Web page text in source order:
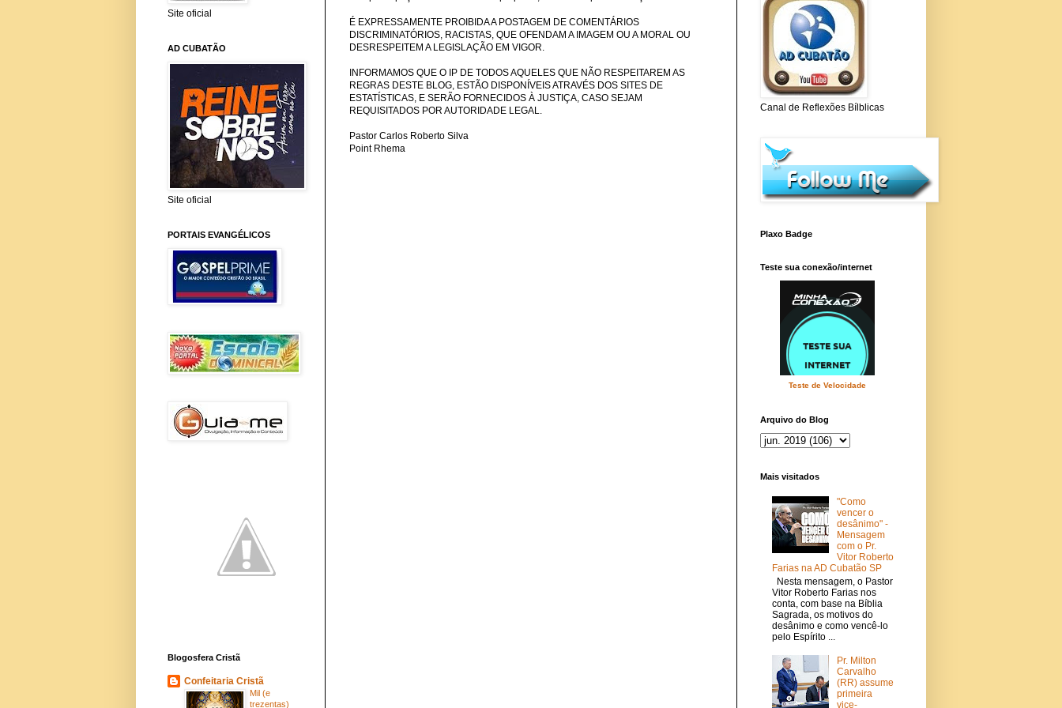
É EXPRESSAMENTE PROIBIDA A POSTAGEM DE COMENTÁRIOS
DISCRIMINATÓRIOS, RACISTAS, QUE OFENDAM A IMAGEM OU A MORAL OU
DESRESPEITEM A LEGISLAÇÃO EM VIGOR.
INFORMAMOS QUE O IP DE TODOS AQUELES QUE NÃO RESPEITAREM AS
REGRAS DESTE BLOG, ESTÃO DISPONÍVEIS ATRAVÉS DOS SITES DE
ESTATÍSTICAS, E SERÃO FORNECIDOS À JUSTIÇA, CASO SEJAM
REQUISITADOS POR AUTORIDADE LEGAL.
Pastor Carlos Roberto Silva
Point Rhema
Site oficial
AD CUBATÃO
Site oficial
PORTAIS EVANGÉLICOS
Blogosfera Cristã
Confeitaria Cristã
Mil (e
trezentas)
Canal de Reflexões Bílblicas
Plaxo Badge
Teste sua conexão/internet
Teste de Velocidade
Arquivo do Blog
Mais visitados
"Como
vencer o
desânimo" -
Mensagem
com o Pr.
Vitor Roberto
Farias na AD Cubatão SP
Nesta mensagem, o Pastor
Vitor Roberto Farias nos
conta, com base na Bíblia
Sagrada, os motivos do
desânimo e como vencê-lo
pelo Espírito ...
Pr. Milton
Carvalho
(RR) assume
primeira
vice-